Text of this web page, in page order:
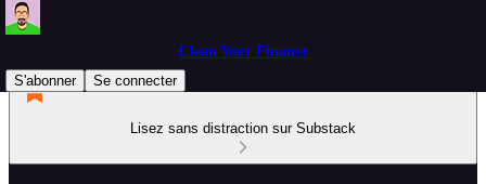
Clean Your Finance
S'abonner
Se connecter
Lisez sans distraction sur Substack